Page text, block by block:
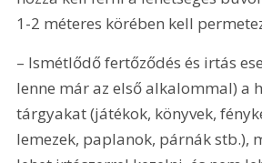
1-2 méteres körében kell
– Ismétlődő fertőződés és irtás
lenne már az első alkalommal) a
tárgyakat (játékok, könyvek,
lemezek, paplanok, párnák stb.),